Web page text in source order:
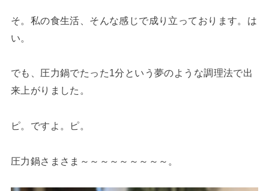
そ。私の食生活、そんな感じで成り立っております。は
い。
でも、圧力鍋でたった1分という夢のような調理法で出
来上がりました。
ピ。ですよ。ピ。
圧力鍋さまさま～～～～～～～～～。